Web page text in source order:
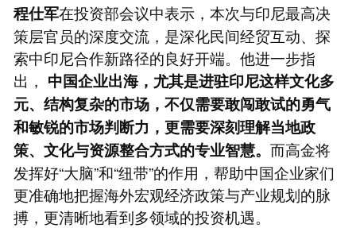
程仕军在投资部会议中表示，本次与印尼最高决
策层官员的深度交流，是深化民间经贸互动、探
索中印尼合作新路径的良好开端。他进一步指
出， 中国企业出海，尤其是进驻印尼这样文化多
元、结构复杂的市场，不仅需要敢闯敢试的勇气
和敏锐的市场判断力，更需要深刻理解当地政
策、文化与资源整合方式的专业智慧。 而高金将
发挥好“大脑”和“纽带”的作用，帮助中国企业家们
更准确地把握海外宏观经济政策与产业规划的脉
搏，更清晰地看到多领域的投资机遇。